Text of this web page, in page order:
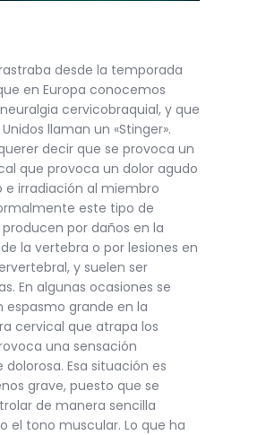
desde la temporada
en Europa conocemos
cervicobraquial, y que
llaman un «Stinger».
decir que se provoca un
que provoca un dolor agudo
e irradiación al miembro
este tipo de
producen por daños en la
la vertebra o por lesiones en
y suelen ser
En algunas ocasiones se
espasmo grande en la
cervical que atrapa los
una sensación
Esa situación es
grave, puesto que se
de manera sencilla
el tono muscular. Lo que ha